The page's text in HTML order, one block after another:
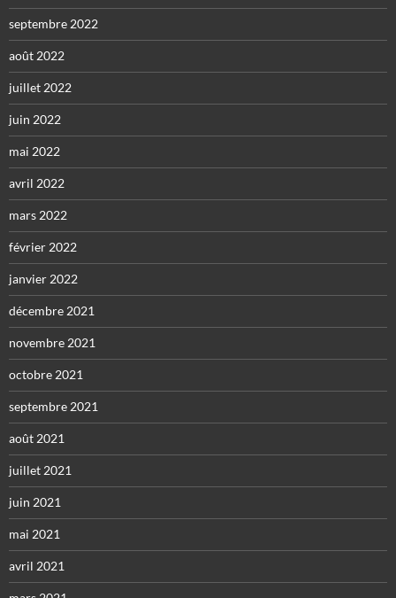
septembre 2022
août 2022
juillet 2022
juin 2022
mai 2022
avril 2022
mars 2022
février 2022
janvier 2022
décembre 2021
novembre 2021
octobre 2021
septembre 2021
août 2021
juillet 2021
juin 2021
mai 2021
avril 2021